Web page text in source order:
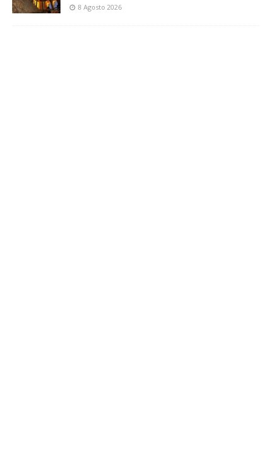
8 Agosto 2026